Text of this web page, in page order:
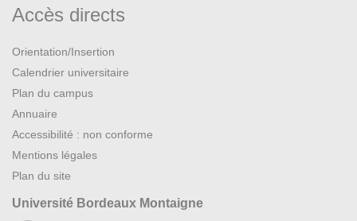
Accès directs
Orientation/Insertion
Calendrier universitaire
Plan du campus
Annuaire
Accessibilité : non conforme
Mentions légales
Plan du site
Université Bordeaux Montaigne